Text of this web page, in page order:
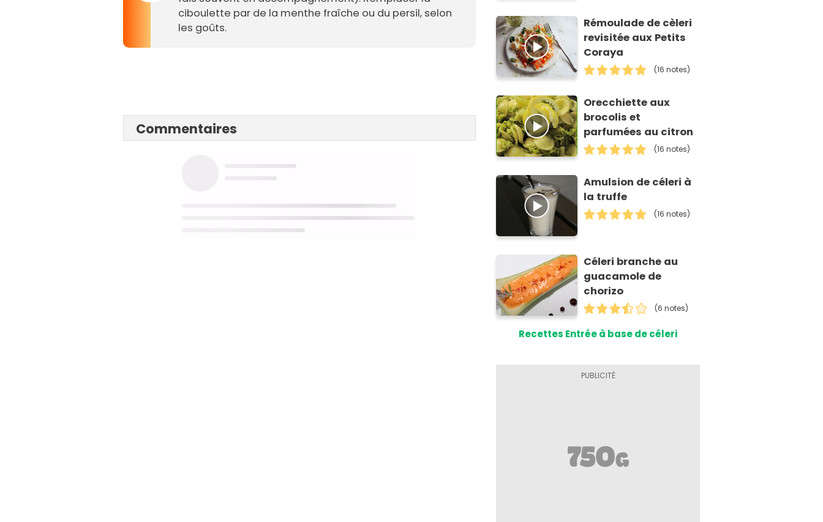
ciboulette par de la menthe fraîche ou du persil, selon
les goûts.
Commentaires
Rémoulade de cèleri
revisitée aux Petits
Coraya
(16 notes)
Orecchiette aux
brocolis et
parfumées au citron
(16 notes)
Amulsion de céleri à
la truffe
(16 notes)
Céleri branche au
guacamole de
chorizo
(6 notes)
Recettes Entrée à base de céleri